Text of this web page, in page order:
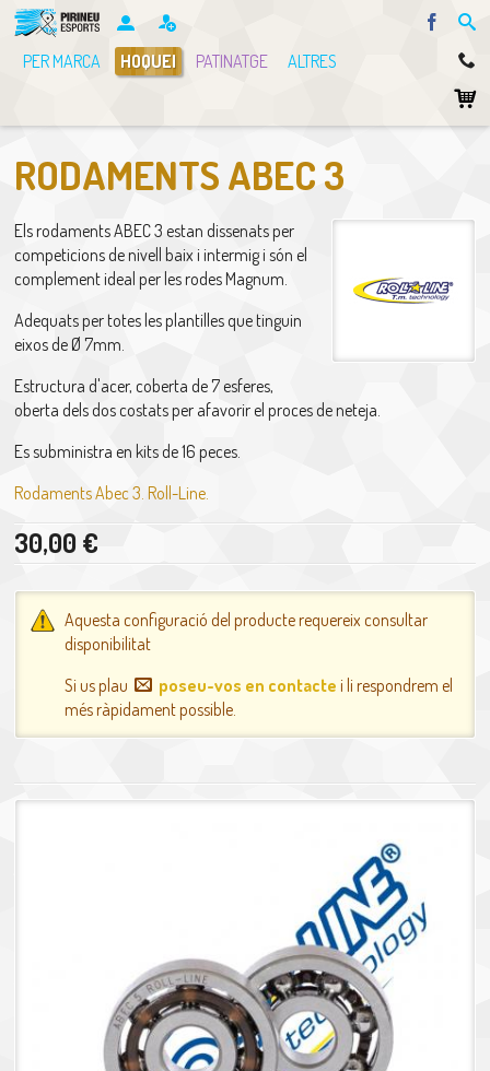
PER MARCA
HOQUEI PATINATGE ALTRES
RODAMENTS ABEC 3
Els rodaments ABEC 3 estan dissenats per
competicions de nivell baix i intermig i són el
complement ideal per les rodes Magnum.
Adequats per totes les plantilles que tinguin
eixos de Ø 7mm.
Estructura d'acer, coberta de 7 esferes,
oberta dels dos costats per afavorir el proces de neteja.
Es subministra en kits de 16 peces.
Rodaments Abec 3. Roll-Line.
30,00 €
Aquesta configuració del producte requereix consultar
disponibilitat
Si us plau
poseu-vos en contacte i li respondrem el
més ràpidament possible.